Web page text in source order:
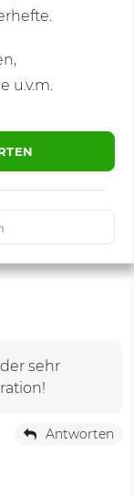
u.v.m.
Speichern
sehr
Antworten